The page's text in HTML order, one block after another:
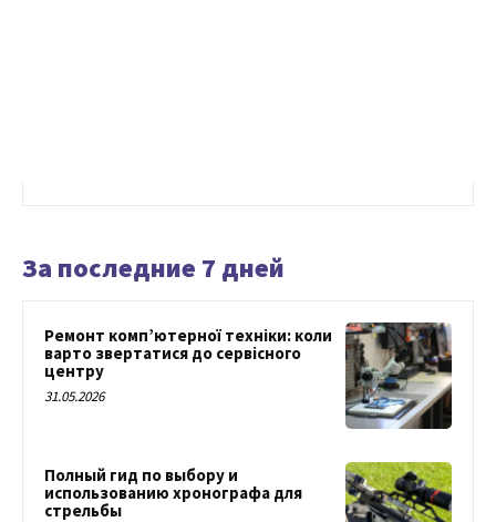
За последние 7 дней
Ремонт комп’ютерної техніки: коли
варто звертатися до сервісного
центру
31.05.2026
Полный гид по выбору и
использованию хронографа для
стрельбы